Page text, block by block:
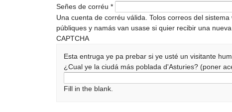
Señes de corréu *
Una cuenta de corréu válida. Tolos correos del
públiques y namás van usase si quier recibir una
CAPTCHA
Esta entruga ye pa prebar si ye usté un visitante
¿Cual ye la ciudá más poblada d'Asturies? (poner
Fill in the blank.